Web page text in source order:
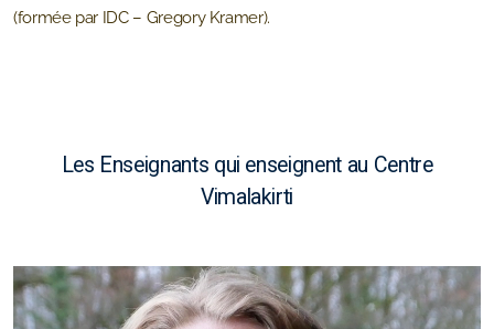
(formée par IDC – Gregory Kramer).
Les Enseignants qui enseignent au Centre
Vimalakirti